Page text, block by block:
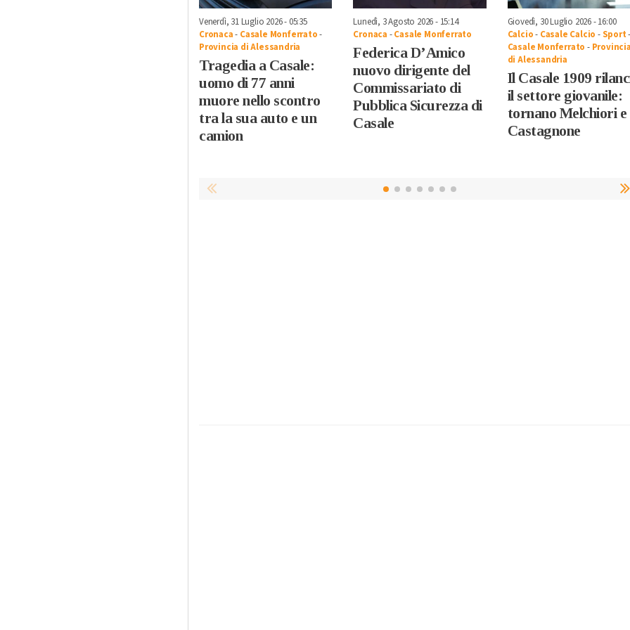
Venerdì, 31 Luglio 2026 - 05:35
Cronaca- Casale Monferrato-
Provincia di Alessandria
Tragedia a Casale:
uomo di 77 anni
muore nello scontro
tra la sua auto e un
camion
Lunedì, 3 Agosto 2026 - 15:14
Cronaca -Casale Monferrato
Federica D’Amico
nuovo dirigente del
Commissariato di
Pubblica Sicurezza di
Casale
Giovedì, 30 Luglio 2026 - 16:00
Calcio- Casale Calcio -Sport-
Casale Monferrato - Provincia
di Alessandria
Il Casale 1909
il settore giovanile:
tornano Melchiori e
Castagnone